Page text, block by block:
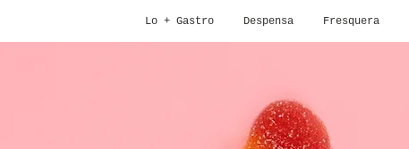
Lo + Gastro Despensa Fresquera